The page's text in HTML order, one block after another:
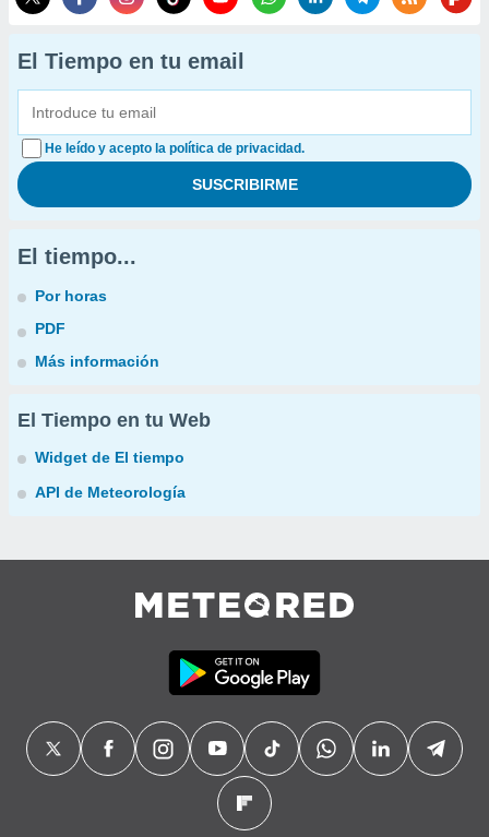
El Tiempo en tu email
He leído y acepto la política de privacidad.
El tiempo...
Por horas
PDF
Más información
El Tiempo en tu Web
Widget de El tiempo
API de Meteorología